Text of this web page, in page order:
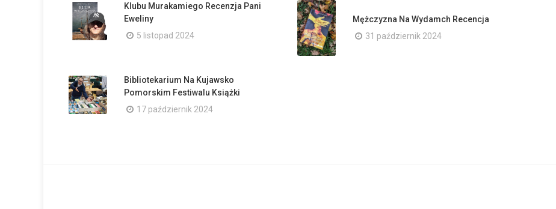
Klubu Murakamiego Recenzja Pani
Eweliny
5 listopad 2024
Mężczyzna Na Wydamch Recencja
31 październik 2024
Bibliotekarium Na Kujawsko
Pomorskim Festiwalu Książki
17 październik 2024